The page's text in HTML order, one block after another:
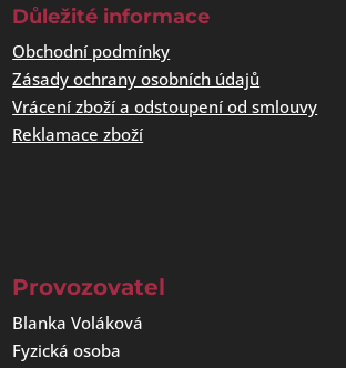
Důležité informace
Obchodní podmínky
Zásady ochrany osobních údajů
Vrácení zboží a odstoupení od smlouvy
Reklamace zboží
Provozovatel
Blanka Voláková
Fyzická osoba